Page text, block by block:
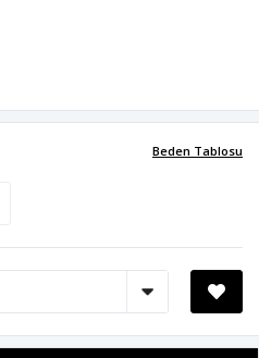
Beden Tablosu